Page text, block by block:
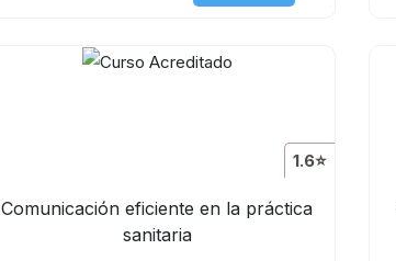
1.6⭐
Comunicación eficiente en la práctica
sanitaria